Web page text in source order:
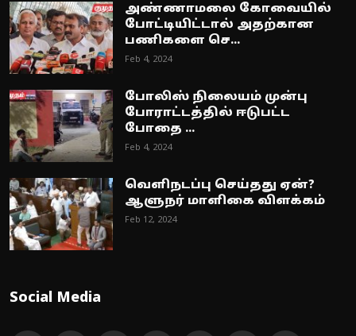
அண்ணாமலை கோவையில்
போட்டியிட்டால் அதற்கான
பணிகளை செ...
Feb 4, 2024
போலிஸ் நிலையம் முன்பு
போராட்டத்தில் ஈடுபட்ட
போதை ...
Feb 4, 2024
வெளிநடப்பு செய்தது ஏன்?
ஆளுநர் மாளிகை விளக்கம்
Feb 12, 2024
Social Media